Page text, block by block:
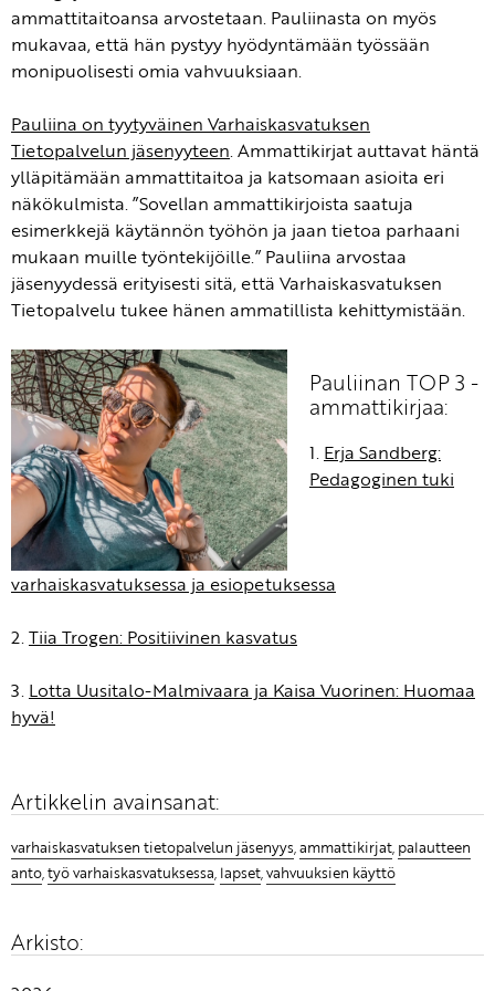
ammattitaitoansa arvostetaan. Pauliinasta on myös
mukavaa, että hän pystyy hyödyntämään työssään
monipuolisesti omia vahvuuksiaan.
Pauliina on tyytyväinen Varhaiskasvatuksen
Tietopalvelun jäsenyyteen. Ammattikirjat auttavat häntä
ylläpitämään ammattitaitoa ja katsomaan asioita eri
näkökulmista. ”Sovellan ammattikirjoista saatuja
esimerkkejä käytännön työhön ja jaan tietoa parhaani
mukaan muille työntekijöille.” Pauliina arvostaa
jäsenyydessä erityisesti sitä, että Varhaiskasvatuksen
Tietopalvelu tukee hänen ammatillista kehittymistään.
Pauliinan TOP 3 -
ammattikirjaa:
1. Erja Sandberg:
Pedagoginen tuki
varhaiskasvatuksessa ja esiopetuksessa
2.Tiia Trogen: Positiivinen kasvatus
3. Lotta Uusitalo-Malmivaara ja Kaisa Vuorinen: Huomaa
hyvä!
Artikkelin avainsanat:
varhaiskasvatuksen tietopalvelun jäsenyys,ammattikirjat, palautteen
anto,työ varhaiskasvatuksessa, lapset,vahvuuksien käyttö
Arkisto: